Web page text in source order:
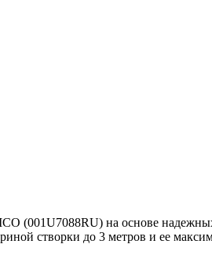
(001U7088RU) на основе
створки до 3 метров и ее